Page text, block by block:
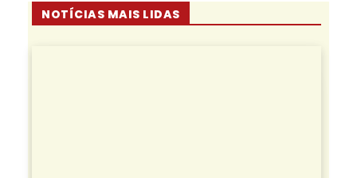
NOTÍCIAS MAIS LIDAS